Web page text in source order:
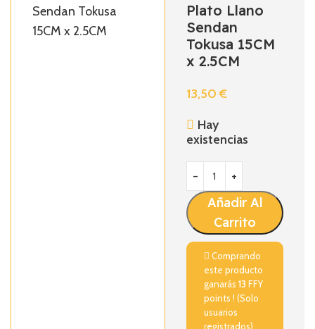
Plato Llano
Sendan
Tokusa 15CM
x 2.5CM
13,50€
Hay
existencias
Añadir Al
Carrito
Comprando
este producto
ganarás13 FFY
points ! (Solo
usuarios
registrados)